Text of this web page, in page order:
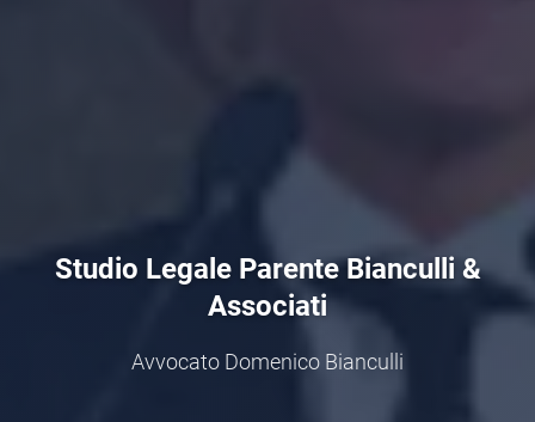
Studio Legale Parente Bianculli &
Associati
Avvocato Domenico Bianculli